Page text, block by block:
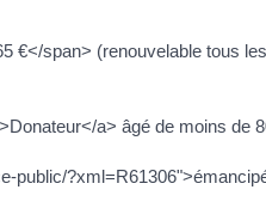
€</span> (renouvelable tous
a> âgé de moins de
public/